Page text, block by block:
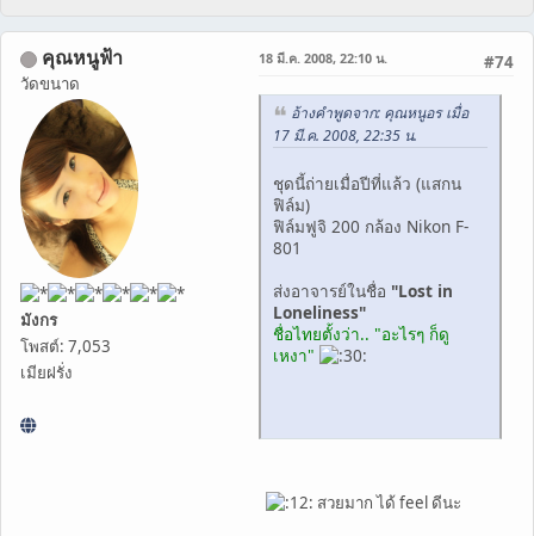
คุณหนูฟ้า
วัดขนาด
มังกร
โพสต์: 7,053
เมียฝรั่ง
#74
18 มี.ค. 2008, 22:10 น.
อ้างคำพูดจาก: คุณหนูอร เมื่อ
17 มี.ค. 2008, 22:35 น.
ชุดนี้ถ่ายเมื่อปีที่แล้ว (แสกน
ฟิล์ม)
ฟิล์มฟูจิ 200 กล้อง Nikon F-
801
ส่งอาจารย์ในชื่อ "Lost in
Loneliness"
ชื่อไทยตั้งว่า.. "อะไรๆ ก็ดู
เหงา"
สวยมาก ได้ feel ดีนะ